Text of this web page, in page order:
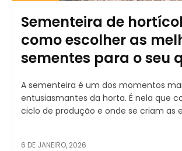
Sementeira de
como escolher as
sementes para o seu
A sementeira é um dos momentos
entusiasmantes da horta. É nela que
ciclo de produção e onde se criam as
6 DE JANEIRO, 2026